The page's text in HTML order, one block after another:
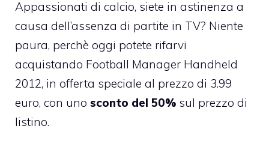
Appassionati di calcio, siete in astinenza a
causa dell’assenza di partite in TV? Niente
paura, perchè oggi potete rifarvi
acquistando Football Manager Handheld
2012, in offerta speciale al prezzo di 3.99
euro, con uno sconto del 50% sul prezzo di
listino.